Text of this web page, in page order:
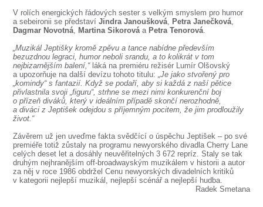
V rolích energických řádových sester s velkým smyslem pro humor
a sebeironii se představíJindra Janoušková, Petra Janečková,
Dagmar Novotná, Martina Sikorováa Petra Tenorová.
„Muzikál Jeptišky kromě zpěvu a tance nabídne především
bezuzdnou legraci, humor neboli srandu, a to kolikrát v tom
nejbizarnějším balení,“láká na premiéru režisér Lumír Olšovský
a upozorňuje na další devízu tohoto titulu:„Je jako stvořený pro
„komindy“ s fantazií. Když se podaří, aby si každá z naší pětice
přivlastnila svoji „figuru“, strhne se mezi nimi konkurenční boj
o přízeň diváků, který v ideálním případě skončí nerozhodně,
a diváci z Jeptišek odejdou s příjemným pocitem, že jim prodloužily
život.“
Závěrem už jen uveďme fakta svědčící o úspěchu Jeptišek – po své
premiéře totiž zůstaly na programu newyorského divadla Cherry Lane
celých deset let a dosáhly neuvěřitelných 3 672 repríz. Staly se tak
druhým nejhranějším off-broadwayským muzikálem v historii a autor
za něj v roce 1986 obdržel Cenu newyorských divadelních kritiků
v kategorii nejlepší muzikál, nejlepší scénář a nejlepší hudba.
Radek Smetana